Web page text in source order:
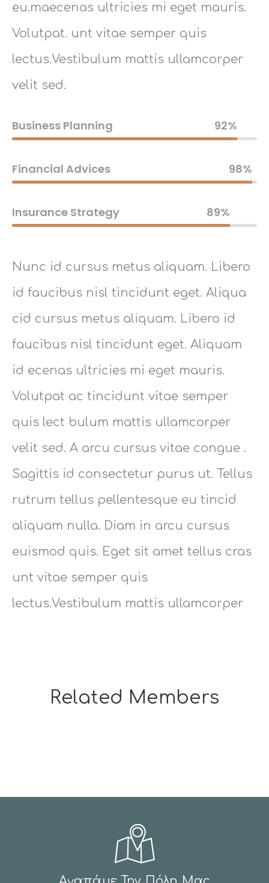
eu.maecenas ultricies mi eget mauris.
Volutpat. unt vitae semper quis
lectus.Vestibulum mattis ullamcorper
velit sed.
Business Planning 92%
Financial Advices 98%
Insurance Strategy 89%
Nunc id cursus metus aliquam. Libero
id faucibus nisl tincidunt eget. Aliqua
cid cursus metus aliquam. Libero id
faucibus nisl tincidunt eget. Aliquam
id ecenas ultricies mi eget mauris.
Volutpat ac tincidunt vitae semper
quis lect bulum mattis ullamcorper
velit sed. A arcu cursus vitae congue .
Sagittis id consectetur purus ut. Tellus
rutrum tellus pellentesque eu tincid
aliquam nulla. Diam in arcu cursus
euismod quis. Eget sit amet tellus cras
unt vitae semper quis
lectus.Vestibulum mattis ullamcorper
Related Members